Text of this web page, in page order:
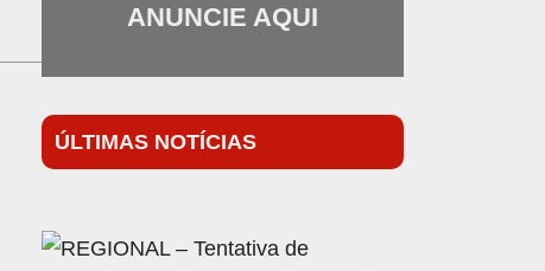
ANUNCIE AQUI
ÚLTIMAS NOTÍCIAS